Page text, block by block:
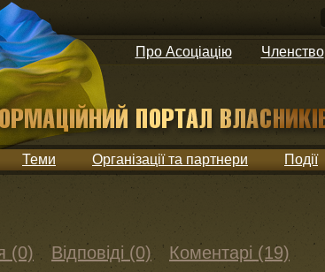
Про Асоціацію Членство
Теми Організації та партнери Події
(0) Відповіді (0) Коментарі (19)